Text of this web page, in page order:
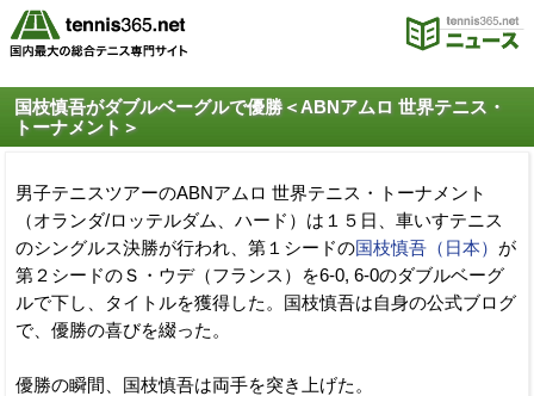
国枝慎吾がダブルベーグルで優勝＜ABNアムロ 世界テニス・
トーナメント＞
男子テニスツアーのABNアムロ 世界テニス・トーナメント
（オランダ/ロッテルダム、ハード）は１５日、車いすテニス
のシングルス決勝が行われ、第１シードの国枝慎吾（日本） が
第２シードのＳ・ウデ（フランス）を6-0, 6-0のダブルベーグ
ルで下し、タイトルを獲得した。国枝慎吾は自身の公式ブログ
で、優勝の喜びを綴った。
優勝の瞬間、国枝慎吾は両手を突き上げた。